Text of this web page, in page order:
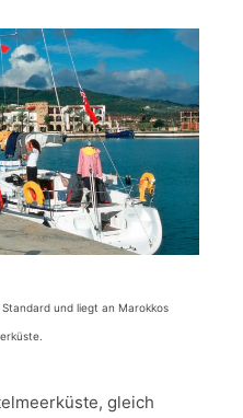
und liegt an Marokkos
gleich